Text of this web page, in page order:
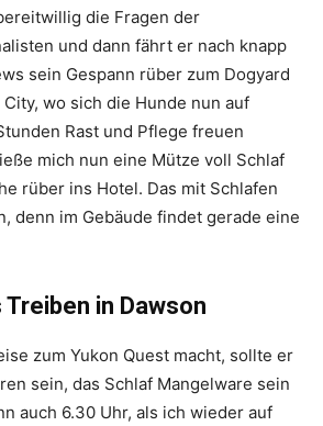
die Fragen der
und dann fährt er nach knapp
sein Gespann rüber zum Dogyard
City, wo sich die Hunde nun auf
Rast und Pflege freuen
mich nun eine Mütze voll Schlaf
rüber ins Hotel. Das mit Schlafen
denn im Gebäude findet gerade eine
in Dawson
zum Yukon Quest macht, sollte er
sein, das Schlaf Mangelware sein
auch 6.30 Uhr, als ich wieder auf